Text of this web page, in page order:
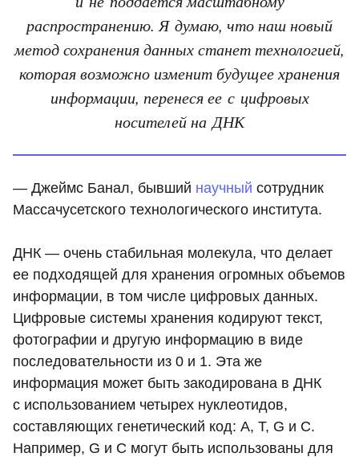
распространению. Я думаю, что наш новый
метод сохранения данных станет технологией,
которая возможно изменит будущее хранения
информации, перенеся ее с цифровых
носителей на ДНК
— Джеймс Банал, бывший научный сотрудник
Массачусетского технологического института.
ДНК — очень стабильная молекула, что делает
ее подходящей для хранения огромных объемов
информации, в том числе цифровых данных.
Цифровые системы хранения кодируют текст,
фотографии и другую информацию в виде
последовательности из 0 и 1. Эта же
информация может быть закодирована в ДНК
с использованием четырех нуклеотидов,
составляющих генетический код: A, T, G и C.
Например, G и C могут быть использованы для